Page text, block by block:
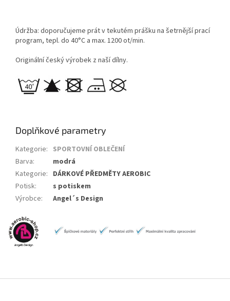
Údržba: doporučujeme prát v tekutém prášku na šetrnější prací
program, tepl. do 40°C a max. 1200 ot/min.
Originální český výrobek z naší dílny.
Doplňkové parametry
Kategorie: SPORTOVNÍ OBLEČENÍ
Barva:
modrá
Kategorie: DÁRKOVÉ PŘEDMĚTY AEROBIC
Potisk:
s potiskem
Výrobce: Angel´s Design